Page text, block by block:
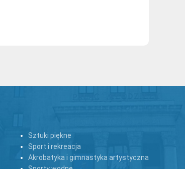
Sztuki piękne
Sport i rekreacja
Akrobatyka i gimnastyka artystyczna